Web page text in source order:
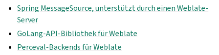
Spring MessageSource, unterstützt durch einen Weblate-
Server
GoLang-API-Bibliothek für Weblate
Perceval-Backends für Weblate